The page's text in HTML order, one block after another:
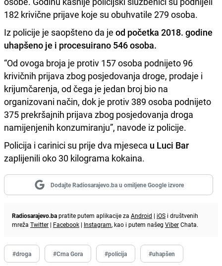
182 krivične prijave koje su obuhvatile 279 osoba.
Iz policije je saopšteno da je od početka 2018. godine
uhapšeno je i procesuirano 546 osoba.
“Od ovoga broja je protiv 157 osoba podnijeto 96
krivičnih prijava zbog posjedovanja droge, prodaje i
krijumčarenja, od čega je jedan broj bio na
organizovani način, dok je protiv 389 osoba podnijeto
375 prekršajnih prijava zbog posjedovanja droga
namijenjenih konzumiranju”, navode iz policije.
Policija i carinici su prije dva mjeseca u Luci Bar
zaplijenili oko 30 kilograma kokaina.
Dodajte Radiosarajevo.ba u omiljene Google izvore
Radiosarajevo.bapratite putem aplikacije za Android | iOS i društvenih
mreža Twitter | Facebook | Instagram, kao i putem našeg ViberChata.
#droga #Crna Gora #policija #uhapšen